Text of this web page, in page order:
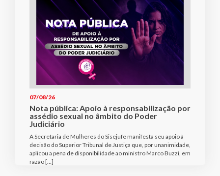
07/08/26
Nota pública: Apoio à responsabilização por
assédio sexual no âmbito do Poder
Judiciário
A Secretaria de Mulheres do Sisejufe manifesta seu apoio à
decisão do Superior Tribunal de Justiça que, por unanimidade,
aplicou a pena de disponibilidade ao ministro Marco Buzzi, em
razão […]